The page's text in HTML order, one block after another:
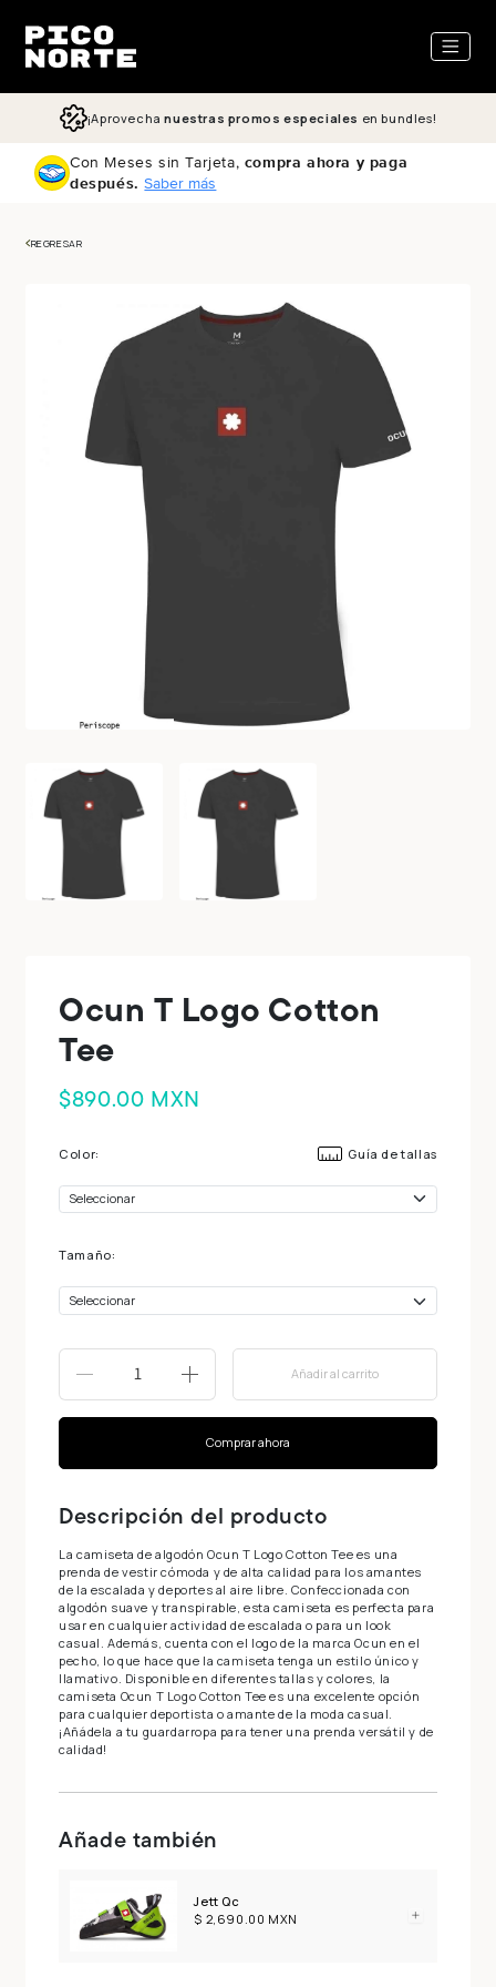
al contenido
¡Aprovecha nuestras promos especiales en bundles!
Con Meses sin Tarjeta, compra ahora y paga
después. Saber más
REGRESAR
Ocun T Logo Cotton
Tee
$890.00 MXN
Color: Guía de tallas
Tamaño:
+ Añadir al carrito
Comprar ahora
Descripción del producto
La camiseta de algodón Ocun T Logo Cotton Tee es una
prenda de vestir cómoda y de alta calidad para los amantes
de la escalada y deportes al aire libre. Confeccionada con
algodón suave y transpirable, esta camiseta es perfecta para
usar en cualquier actividad de escalada o para un look
casual. Además, cuenta con el logo de la marca Ocun en el
pecho, lo que hace que la camiseta tenga un estilo único y
llamativo. Disponible en diferentes tallas y colores, la
camiseta Ocun T Logo Cotton Tee es una excelente opción
para cualquier deportista o amante de la moda casual.
¡Añádela a tu guardarropa para tener una prenda versátil y de
calidad!
Añade también
Jett Qc
$ 2,690.00 MXN